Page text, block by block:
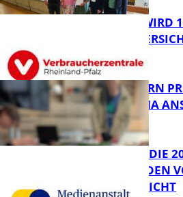
Panorama
FB News
MEIN KIND WIRD
SICH BEIM
Bildung
MIT ROBOTERN
IM CAFÉ LUMA
JIMPLUS-STUDIE
WOHLBEFINDEN
VERÖFFENTLICHT